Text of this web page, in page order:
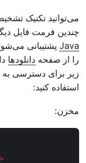
می‌توانید تکنیک
چندین فرمت فایل
Java
را از صفحهدانلودها
زیر برای دسترسی به API از
استفاده کنید:
مخزن: